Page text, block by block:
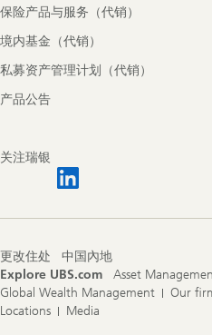
保险产品与服务（代销）
境内基金（代销）
私募资产管理计划（代销）
产品公告
关注瑞银
更改住处
中国內地
Explore UBS.com
Asset
Global Wealth Management
Our
Locations
Media